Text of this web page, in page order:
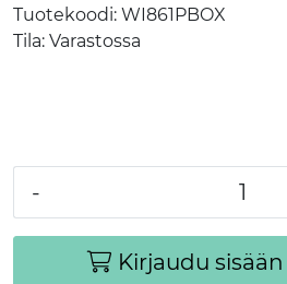
Tuotekoodi: WI861PBOX
Tila: Varastossa
-
Kirjaudu
VERKKOKAUPPA